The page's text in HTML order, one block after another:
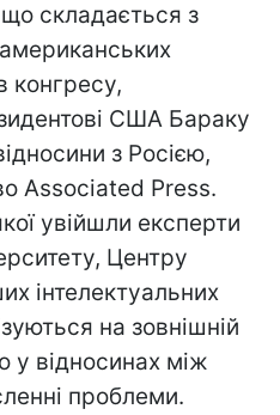
складається з
конгресу,
США Бараку
з Росією,
Associated Press.
увійшли експерти
Центру
інтелектуальних
на зовнішній
у відносинах між
проблеми.